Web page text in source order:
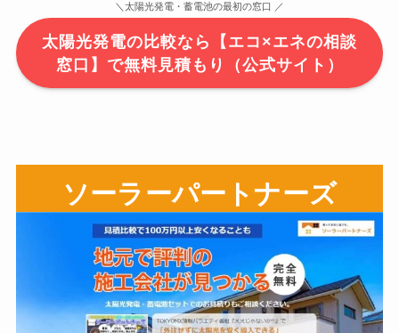
＼太陽光発電・蓄電池の最初の窓口 ／
太陽光発電の比較なら【エコ×エネの相談
窓口】で無料見積もり（公式サイト）
ソーラーパートナーズ